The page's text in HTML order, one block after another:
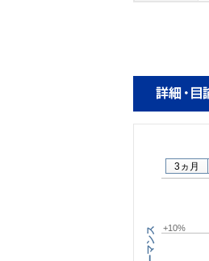
+10%
3ヵ月